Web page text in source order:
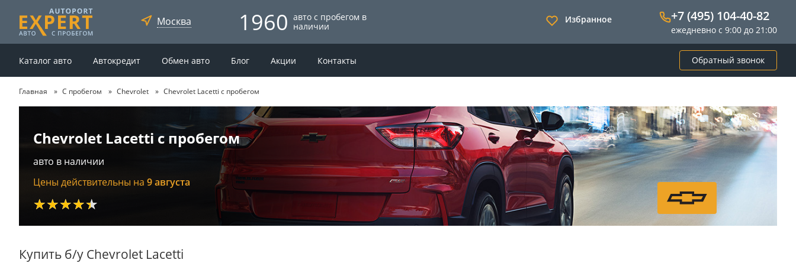
Москва 1960 авто с пробегом в
наличии
Избранное +7 (495) 104-40-82
ежедневно с 9:00 до 21:00
Каталог авто Автокредит Обмен авто Блог Акции Контакты Обратный звонок
Главная С пробегом Chevrolet Chevrolet Lacetti с пробегом
Chevrolet Lacetti с пробегом
авто в наличии
Цены действительны на 9 августа
★★★★★
Купить б/у Chevrolet Lacetti